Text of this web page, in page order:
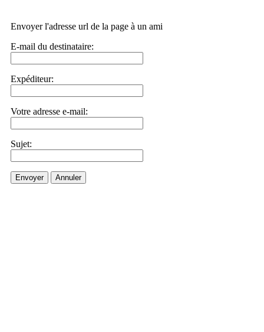
Envoyer l'adresse url de la page à un ami
E-mail du destinataire:
Expéditeur:
Votre adresse e-mail:
Sujet:
Envoyer Annuler